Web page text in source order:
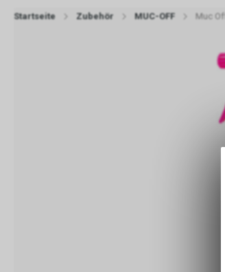
Startseite Zubehör MUC-OFF Muc